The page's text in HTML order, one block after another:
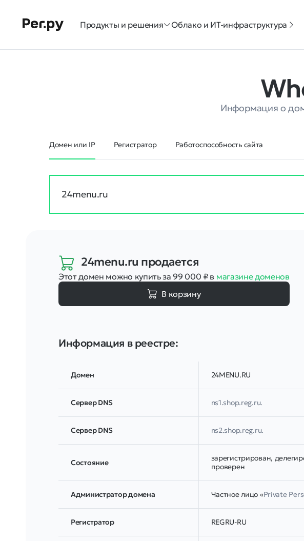
Продукты и решения Облако и ИТ-инфраструктура
Информация о
Домен или IP Регистратор Работоспособность сайта
24menu.ru продается
Этот домен можно купить за 99 000 ₽в магазине доменов
В корзину
Информация в реестре:
Домен 24MENU.RU
Сервер DNS ns1.shop.reg.ru.
Сервер DNS ns2.shop.reg.ru.
Соcтояние
зарегистрирован,
проверен
Администратор домена Частное лицо «Private
Регистратор REGRU-RU